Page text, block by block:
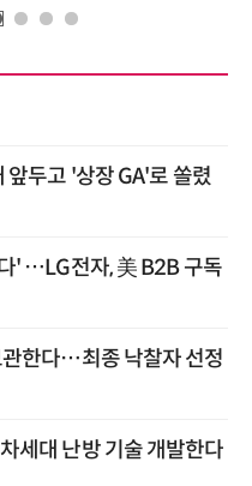
두고 '상장 GA'로 쏠렸
' …LG전자, 美 B2B 구독
관한다…최종 낙찰자 선정
세대 난방 기술 개발한다